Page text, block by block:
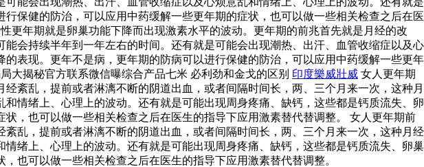
保健的防治，可以应用中药缓解一些更年期的症状，也可以做一些相关检查之后在医
更年期就是卵巢功能下降而出现激素水平的波动。更年期的前兆首先就是月经的改
会持续半年到一年左右的时间。还有就是可能会出现潮热、出汗、血管收缩症以及心
表现。更年不是病，更年期的防病可以进行保健的防治，可以应用中药缓解一些更年
大揭秘官方联系微信曝综合产品七米 必利劲和金戈的区别 印度樂威壯威 女人更年期
紊乱，提前或者淋漓不断的阴道出血，或者间隔时间长，两、三个月来一次，这种月
情绪上、心理上的波动。还有就是可能出现周身疼痛、缺钙，这些都是钙质流失、卵
，也可以做一些相关检查之后在医生的指导下应用激素替代替调整。 女人更年期前
乱，提前或者淋漓不断的阴道出血，或者间隔时间长，两、三个月来一次，这种月经
绪上、心理上的波动。还有就是可能出现周身疼痛、缺钙，这些都是钙质流失、卵巢
也可以做一些相关检查之后在医生的指导下应用激素替代替调整。